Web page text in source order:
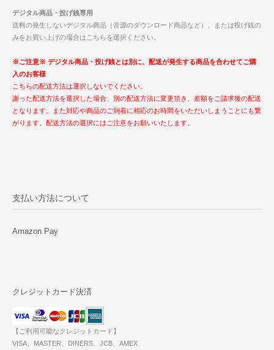
デジタル商品・投げ銭専用
送料の発生しないデジタル商品（音源のダウンロード商品など）、または投げ銭の
みをお買い上げの場合はこちらを選択ください。
※ご注意※ デジタル商品・投げ銭とは別に、配送が発生する商品を合わせてご購
入のお客様
こちらの配送方法は選択しないでください。
謝った配送方法を選択した場合、別の配送方法に変更頂き、差額をご請求後の配送
となります。また対応や商品のご到着に相応のお時間をいただいしまうことにも繋
がります。配送方法の選択にはご注意をお願いいたします。
支払い方法について
Amazon Pay
クレジットカード決済
【ご利用可能なクレジットカード】
VISA、MASTER、DINERS、JCB、AMEX